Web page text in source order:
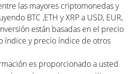
las mayores criptomonedas y
BTC ,ETH y XRP a USD, EUR,
están basadas en el precio
índice y precio índice de otros
es proporcionado a usted